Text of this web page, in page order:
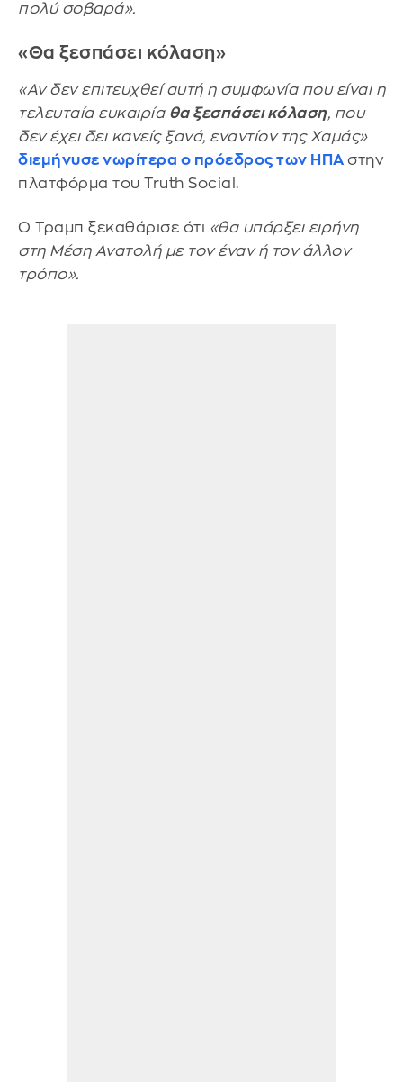
πολύ σοβαρά».
«Θα ξεσπάσει κόλαση»
«Αν δεν επιτευχθεί αυτή η συμφωνία που είναι η
τελευταία ευκαιρία θα ξεσπάσει κόλαση, που
δεν έχει δει κανείς ξανά, εναντίον της Χαμάς»
διεμήνυσε νωρίτερα ο πρόεδρος των ΗΠΑ στην
πλατφόρμα του Truth Social.
Ο Τραμπ ξεκαθάρισε ότι «θα υπάρξει ειρήνη
στη Μέση Ανατολή με τον έναν ή τον άλλον
τρόπο».